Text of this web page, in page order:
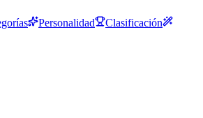
Personalidad
Clasificación